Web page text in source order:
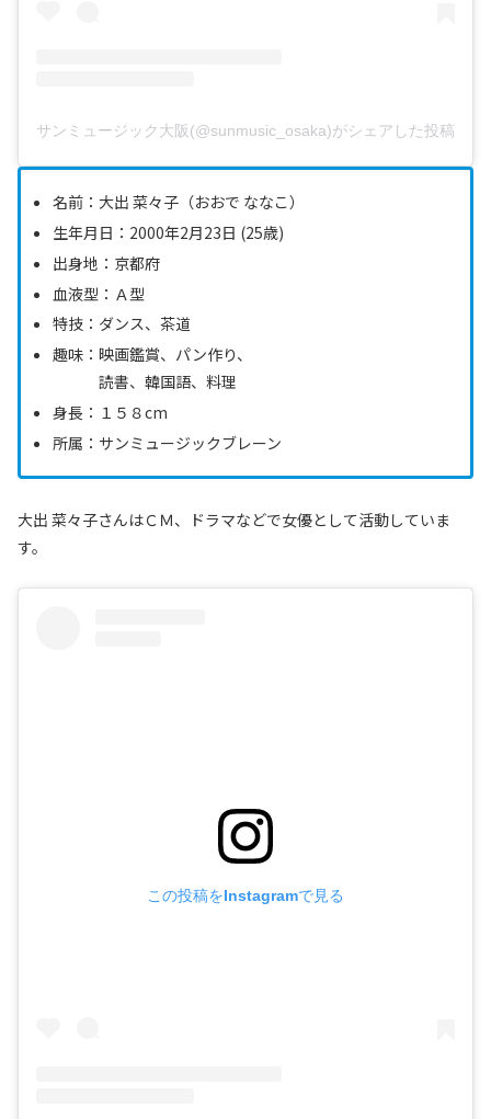
サンミュージック大阪(@sunmusic_osaka)がシェアした投稿
名前：大出 菜々子（おおで ななこ）
生年月日：2000年2月23日 (25歳)
出身地：京都府
血液型：Ａ型
特技：ダンス、茶道
趣味：映画鑑賞、パン作り、
読書、韓国語、料理
身長：１５８cm
所属：サンミュージックブレーン
大出 菜々子さんはＣＭ、ドラマなどで女優として活動していま
す。
この投稿をInstagramで見る